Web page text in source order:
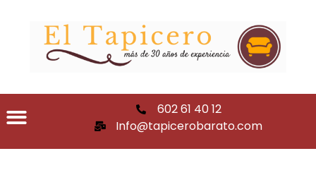
602 61 40 12
Info@tapicerobarato.com